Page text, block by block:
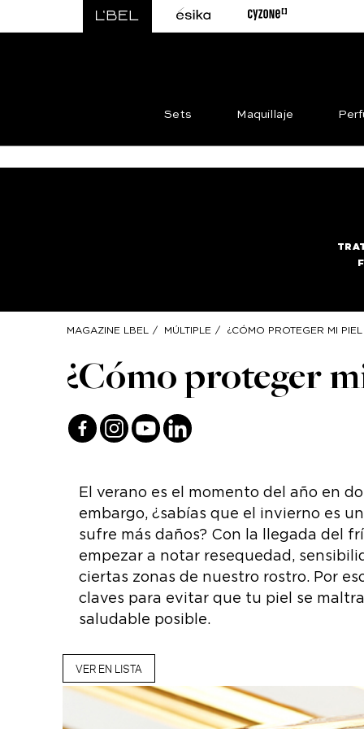
Sets Maquillaje
MAGAZINE LBEL / MÚLTIPLE / ¿CÓMO PROTEGER MI
¿Cómo proteger
El verano es el momento del año en
embargo, ¿sabías que el invierno es
sufre más daños? Con la llegada del
empezar a notar resequedad,
ciertas zonas de nuestro rostro. Por
claves para evitar que tu piel se
saludable posible.
VER EN LISTA